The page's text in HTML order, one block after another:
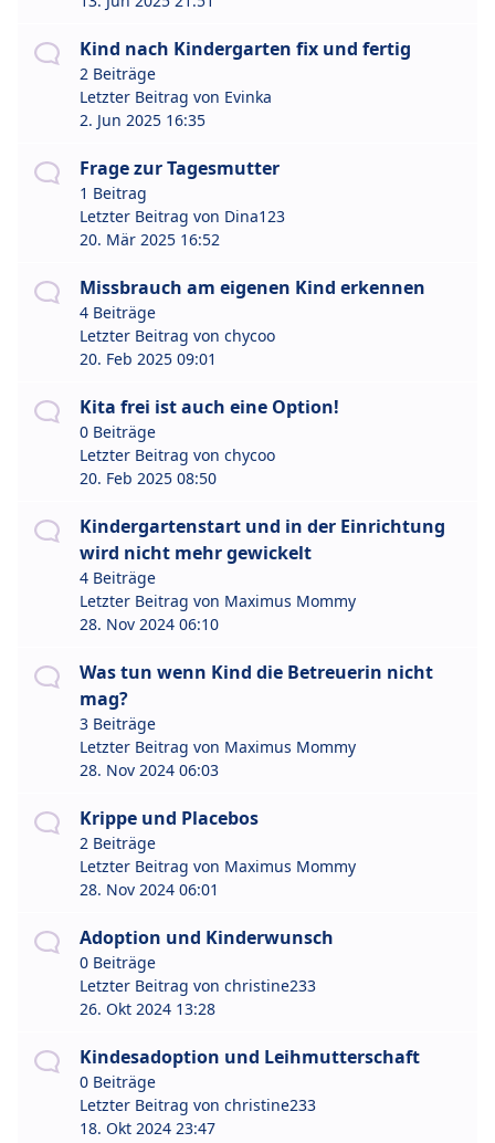
Kind nach Kindergarten fix und fertig
2 Beiträge
Letzter Beitrag von Evinka
2. Jun 2025 16:35
Frage zur Tagesmutter
1 Beitrag
Letzter Beitrag von Dina123
20. Mär 2025 16:52
Missbrauch am eigenen Kind erkennen
4 Beiträge
Letzter Beitrag von chycoo
20. Feb 2025 09:01
Kita frei ist auch eine Option!
0 Beiträge
Letzter Beitrag von chycoo
20. Feb 2025 08:50
Kindergartenstart und in der Einrichtung
wird nicht mehr gewickelt
4 Beiträge
Letzter Beitrag von Maximus Mommy
28. Nov 2024 06:10
Was tun wenn Kind die Betreuerin nicht
mag?
3 Beiträge
Letzter Beitrag von Maximus Mommy
28. Nov 2024 06:03
Krippe und Placebos
2 Beiträge
Letzter Beitrag von Maximus Mommy
28. Nov 2024 06:01
Adoption und Kinderwunsch
0 Beiträge
Letzter Beitrag von christine233
26. Okt 2024 13:28
Kindesadoption und Leihmutterschaft
0 Beiträge
Letzter Beitrag von christine233
18. Okt 2024 23:47